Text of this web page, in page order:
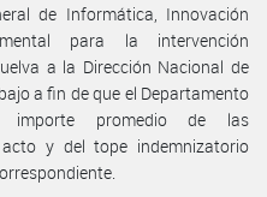
de Informática, Innovación
para la intervención
a la Dirección Nacional de
a fin de que el Departamento
importe promedio de las
y del tope indemnizatorio